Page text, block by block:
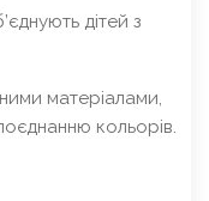
дітей з
матеріалами,
кольорів.